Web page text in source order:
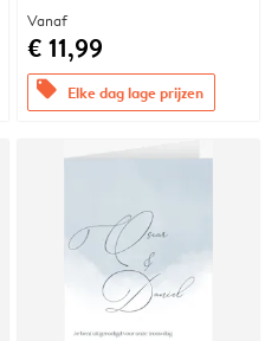
Vanaf
€ 11,99
offers Elke dag lage prijzen